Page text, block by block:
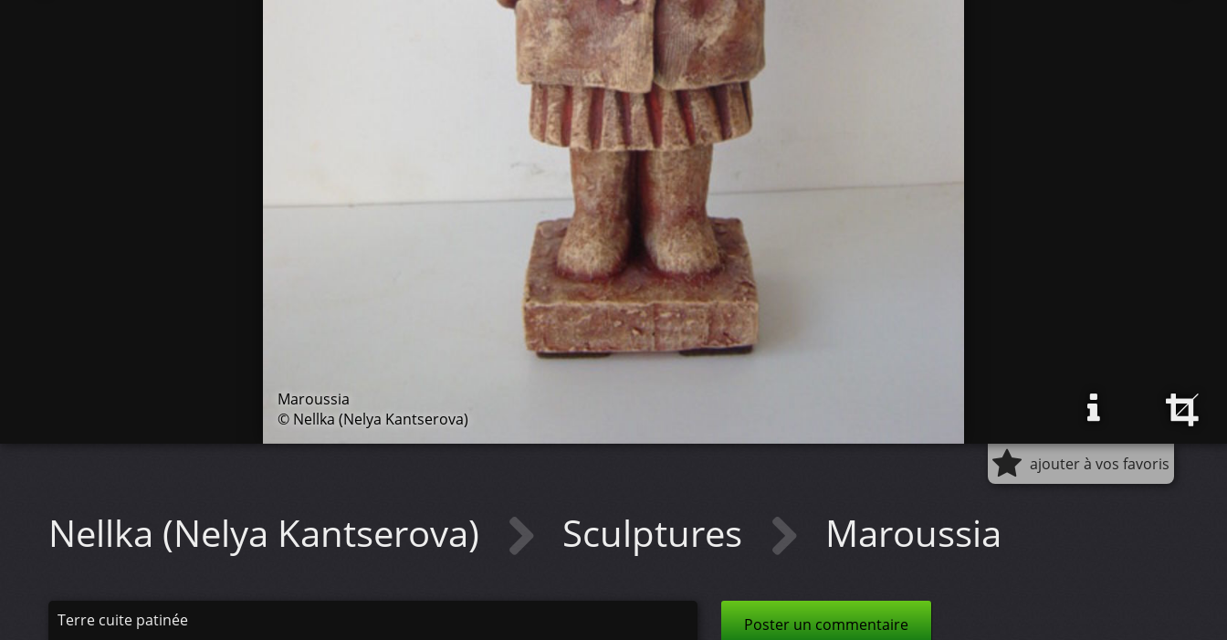
Maroussia
© Nellka (Nelya Kantserova)
ajouter à vos favoris
Nellka (Nelya Kantserova) Sculptures Maroussia
Terre cuite patinée
Poster un commentaire